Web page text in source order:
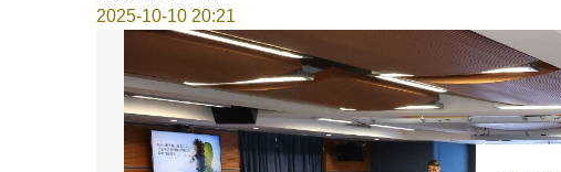
2025-10-10 20:21